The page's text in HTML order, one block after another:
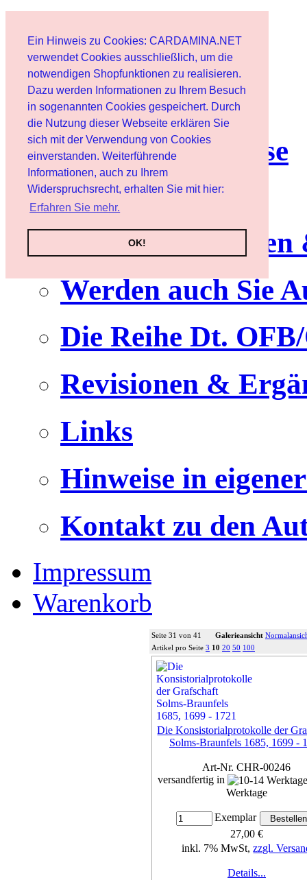
Ein Hinweis zu Cookies: CARDAMINA.NET
verwendet Cookies ausschließlich, um die
notwendigen Shopfunktionen zu realisieren.
Dazu werden Informationen zu Ihrem Besuch
in sogenannten Cookies gespeichert. Durch
die Nutzung dieser Webseite erklären Sie
sich mit der Verwendung von Cookies
einverstanden. Weiterführende
Informationen, auch zu Ihrem
Widerspruchsrecht, erhalten Sie mit hier:
Erfahren Sie mehr.
OK!
Benutzer
Newsletter
Nutzungshinweise
Service
Werden auch Sie
Die Reihe Dt.
Revisionen &
Links
Hinweise in
Kontakt zu den
Impressum
Warenkorb
Seite 31 von 41 Galerieansicht
Artikel pro Seite 3 10 20 50 100
Die Konsistorialprotokolle der
Solms-Braunfels 1685, 1699 -
Art-Nr. CHR-00246
versandfertig in
Werktage
Exemplar
27,00 €
inkl. 7% MwSt,zzgl.
Details...